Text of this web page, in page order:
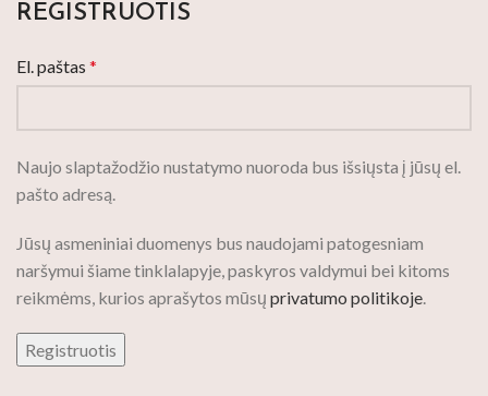
REGISTRUOTIS
El. paštas *
Naujo slaptažodžio nustatymo nuoroda bus išsiųsta į jūsų el.
pašto adresą.
Jūsų asmeniniai duomenys bus naudojami patogesniam
naršymui šiame tinklalapyje, paskyros valdymui bei kitoms
reikmėms, kurios aprašytos mūsų privatumo politikoje.
Registruotis